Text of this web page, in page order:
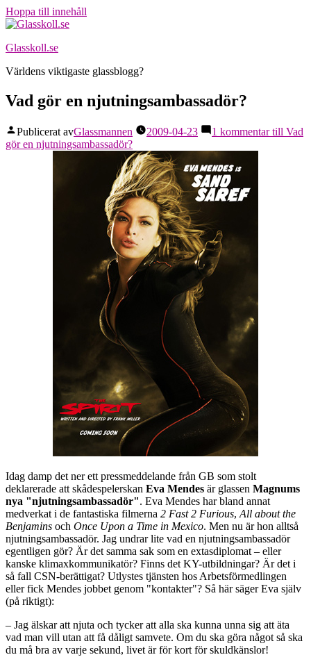
Hoppa till innehåll
Glasskoll.se
Världens viktigaste glassblogg?
Vad gör en njutningsambassadör?
Publicerat avGlassmannen 2009-04-23 1 kommentartill Vad
gör en njutningsambassadör?
Idag damp det ner ett pressmeddelande från GB som stolt
deklarerade att skådespelerskan Eva Mendes är glassen Magnums
nya "njutningsambassadör". Eva Mendes har bland annat
medverkat i de fantastiska filmerna 2 Fast 2 Furious, All about the
Benjamins och Once Upon a Time in Mexico. Men nu är hon alltså
njutningsambassadör. Jag undrar lite vad en njutningsambassadör
egentligen gör? Är det samma sak som en extasdiplomat – eller
kanske klimaxkommunikatör? Finns det KY-utbildningar? Är det i
så fall CSN-berättigat? Utlystes tjänsten hos Arbetsförmedlingen
eller fick Mendes jobbet genom "kontakter"? Så här säger Eva själv
(på riktigt):
– Jag älskar att njuta och tycker att alla ska kunna unna sig att äta
vad man vill utan att få dåligt samvete. Om du ska göra något så ska
du må bra av varje sekund, livet är för kort för skuldkänslor!